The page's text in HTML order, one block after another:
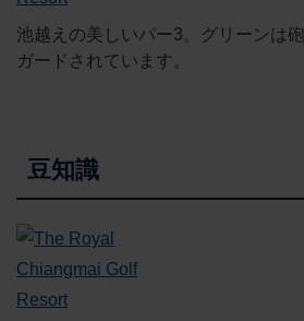
池越えの美しいパー3。グリーンは
ガードされています。
豆知識